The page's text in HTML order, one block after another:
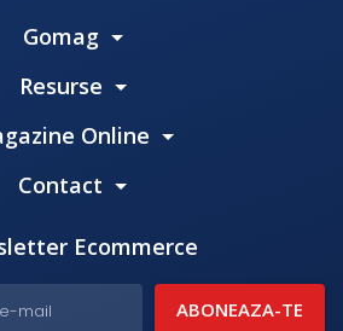
Gomag
Resurse
Online
Contact
Ecommerce